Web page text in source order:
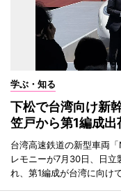
学ぶ・知る
下松で台湾向け新
笠戸から第1編成出
台湾高速鉄道の新型車両
レモニーが7月30日、日
れ、第1編成が台湾に向け